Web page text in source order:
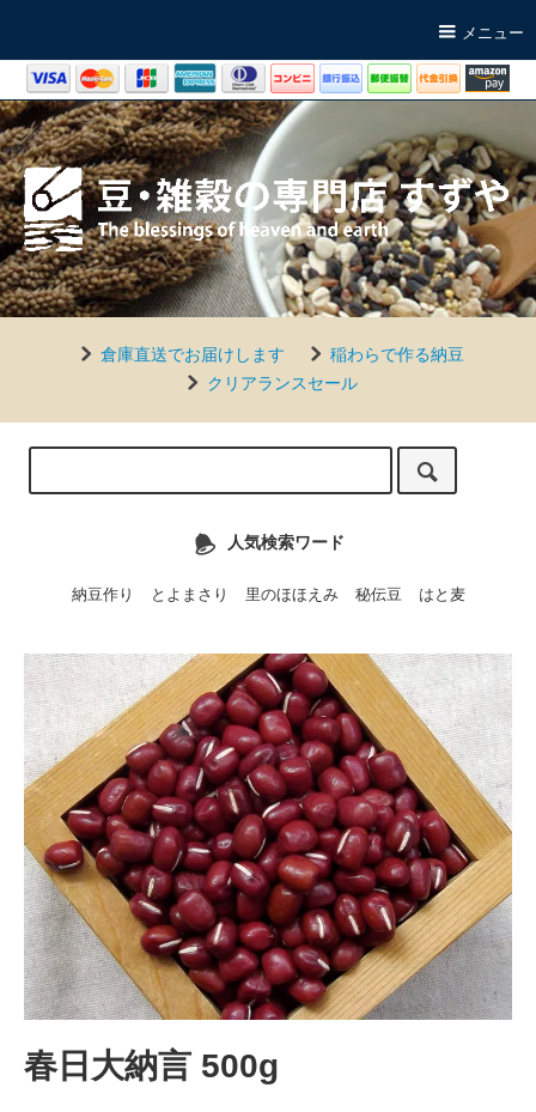
メニュー
倉庫直送でお届けします
稲わらで作る納豆
クリアランスセール
人気検索ワード
納豆作り とよまさり 里のほほえみ 秘伝豆 はと麦
春日大納言 500g